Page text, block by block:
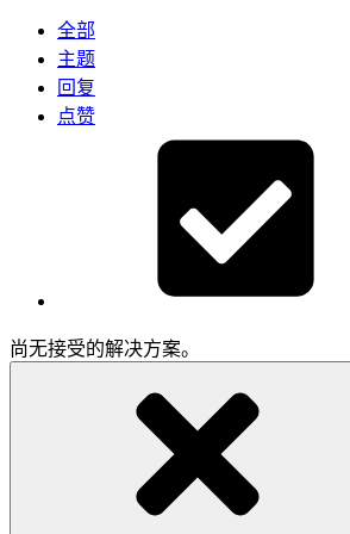
全部
主题
回复
点赞
尚无接受的解决方案。